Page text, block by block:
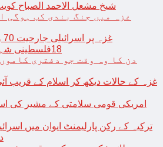
شیخ مشعل الاحمد الصباح
غزہ میں جنگ بندی کب ہوگی
18فلسطینی شہید ، درجنوں زخمی
دن کا وہ وقت جو دفتری
امریکی قومی سلامتی کے مشیر کی
ترکیہ کے رکن پارلیمنٹ ایوان میں